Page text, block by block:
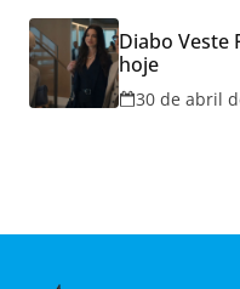
Diabo Veste
hoje
30 de abril